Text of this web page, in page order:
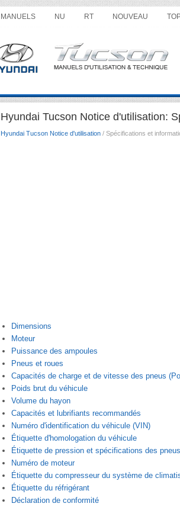
MANUELS NU RT NOUVEAU
Hyundai Tucson Notice d'utilisation:
Hyundai Tucson Notice d'utilisation / Spécifications et
Dimensions
Moteur
Puissance des ampoules
Pneus et roues
Capacités de charge et de vitesse des pneus
Poids brut du véhicule
Volume du hayon
Capacités et lubrifiants recommandés
Numéro d'identification du véhicule (VIN)
Étiquette d'homologation du véhicule
Étiquette de pression et spécifications des pneus
Numéro de moteur
Étiquette du compresseur du système de
Étiquette du réfrigérant
Déclaration de conformité